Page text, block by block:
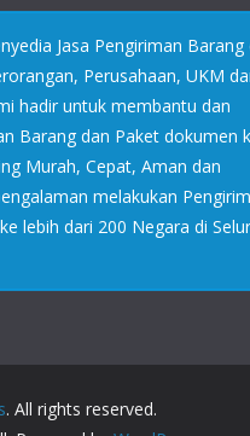
Jasa Pengiriman Barang
Perusahaan, UKM
hadir untuk membantu dan
Barang dan Paket dokumen
Murah, Cepat, Aman dan
melakukan
lebih dari 200 Negara di
. All rights reserved.